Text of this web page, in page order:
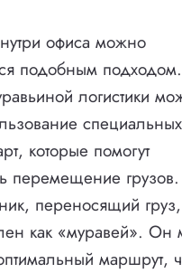
офиса можно
подобным подходом.
логистики
специальных
которые помогут
перемещение грузов.
переносящий
как «муравей». Он
маршрут,